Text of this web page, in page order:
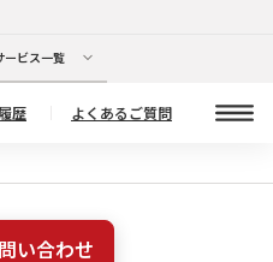
ビス一覧
歴 よくあるご質問
い合わせ